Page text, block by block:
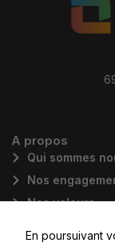
A propos
Qui sommes
Nos
Nos valeurs
En poursuivant